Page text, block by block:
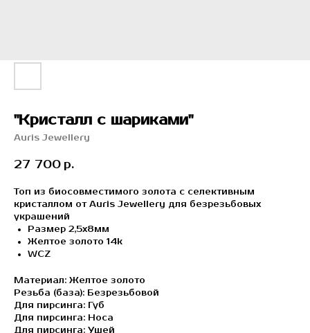
"Кристалл с шариками"
Auris Jewellery
27 700 р.
Топ из биосовместимого золота с селективным
кристаллом от Auris Jewellery для безрезьбовых
украшений
Размер 2,5х8мм
Желтое золото 14k
WCZ
Материал: Желтое золото
Резьба (база): Безрезьбовой
Для пирсинга: Губ
Для пирсинга: Носа
Для пирсинга: Ушей